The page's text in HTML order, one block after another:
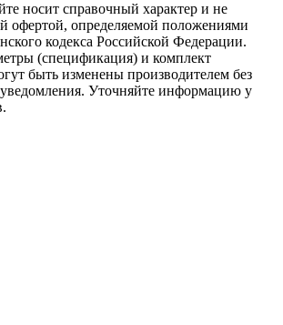
носит справочный характер и не
офертой, определяемой положениями
кодекса Российской Федерации.
(спецификация) и комплект
быть изменены производителем без
уведомления. Уточняйте информацию у